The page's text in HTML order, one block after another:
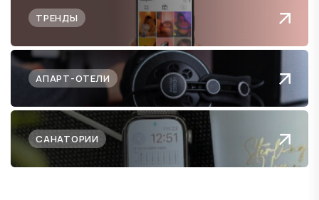
ТРЕНДЫ
АПАРТ-ОТЕЛИ
САНАТОРИИ